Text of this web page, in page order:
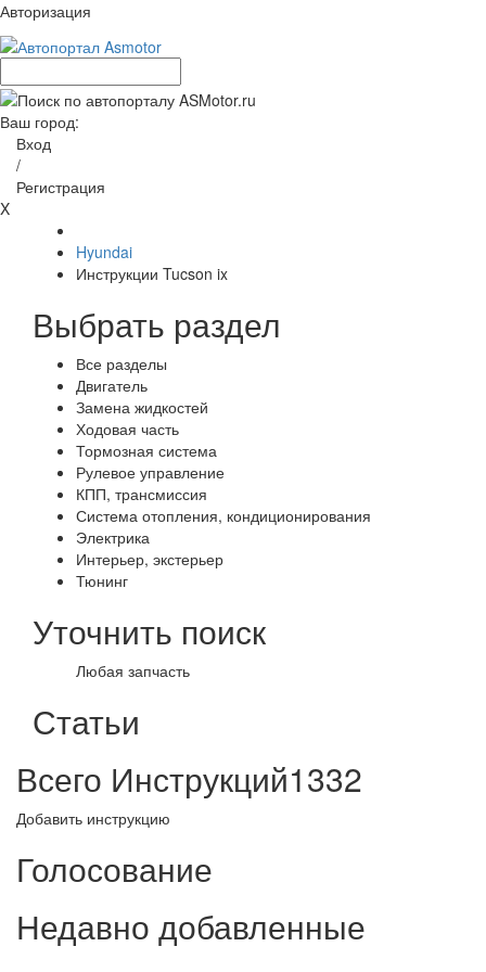
Авторизация
Ваш город:
Вход
/
Регистрация
X
Hyundai
Инструкции Tucson ix
Выбрать раздел
Все разделы
Двигатель
Замена жидкостей
Ходовая часть
Тормозная система
Рулевое управление
КПП, трансмиссия
Система отопления, кондиционирования
Электрика
Интерьер, экстерьер
Тюнинг
Уточнить поиск
Любая запчасть
Статьи
Всего Инструкций1332
Добавить инструкцию
Голосование
Недавно добавленные